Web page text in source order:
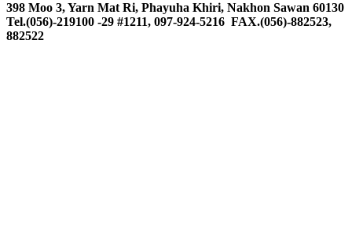
398 Moo 3, Yarn Mat Ri, Phayuha Khiri, Nakhon Sawan 60130
Tel.(056)-219100 -29 #1211, 097-924-5216 FAX.(056)-882523,
882522